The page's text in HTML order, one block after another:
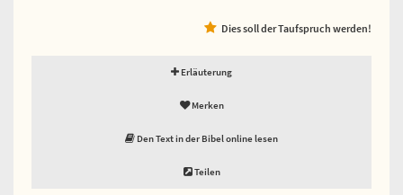
Dies soll der Taufspruch werden!
Erläuterung
Merken
Den Text in der Bibel online lesen
Teilen